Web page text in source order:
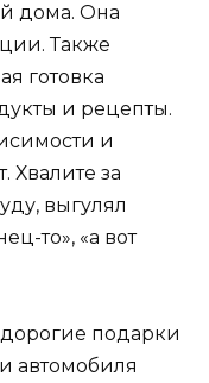
дома. Она
Также
готовка
и рецепты.
и
Хвалите за
выгулял
то», «а вот
подарки
автомобиля